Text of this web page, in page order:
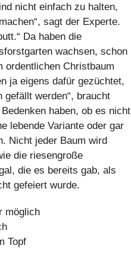
nicht einfach zu halten,
sagt der Experte.
Da haben die
wachsen, schon
ordentlichen Christbaum
ja eigens dafür gezüchtet,
werden“, braucht
haben, ob es nicht
lebende Variante oder gar
Nicht jeder Baum wird
die riesengroße
die es bereits gab, als
gefeiert wurde.
möglich
Topf